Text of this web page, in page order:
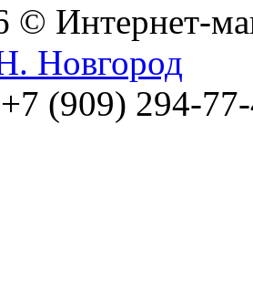
© Интернет-
Новгород
(909) 294-